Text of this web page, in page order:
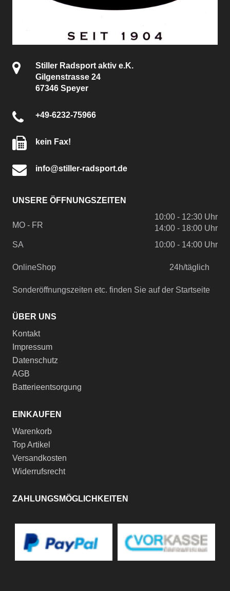
Stiller Radsport aktiv e.K.
Gilgenstrasse 24
67346 Speyer
+49-6232-75966
kein Fax!
info@stiller-radsport.de
UNSERE ÖFFNUNGSZEITEN
MO - FR
10:00 - 12:30 Uhr
14:00 - 18:00 Uhr
SA
10:00 - 14:00 Uhr
OnlineShop 24h/täglich
Sonderöffnungszeiten etc. finden Sie auf der Startseite
ÜBER UNS
Kontakt
Impressum
Datenschutz
AGB
Batterieentsorgung
EINKAUFEN
Warenkorb
Top Artikel
Versandkosten
Widerrufsrecht
ZAHLUNGSMÖGLICHKEITEN